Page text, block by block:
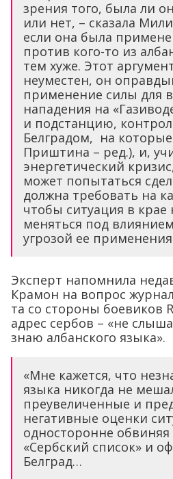
зрения того, была ли
или нет, – сказала
если она была
против кого-то из
тем хуже. Этот
неуместен, он
применение силы для
нападения на
и подстанцию,
Белградом, на
Приштина – ред.), и,
энергетический
может попытаться
должна требовать на
чтобы ситуация в крае
меняться под
угрозой ее
Эксперт напомнила
Крамон на вопрос
та со стороны боевиков
адрес сербов – «не
знаю албанского языка».
«Мне кажется, что
языка никогда не
преувеличенные и
негативные оценки
односторонне
«Сербский список» и
Белград…